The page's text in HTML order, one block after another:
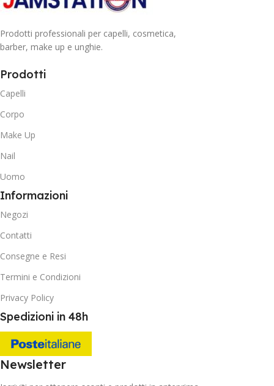
Prodotti professionali per capelli, cosmetica,
barber, make up e unghie.
Prodotti
Capelli
Corpo
Make Up
Nail
Uomo
Informazioni
Negozi
Contatti
Consegne e Resi
Termini e Condizioni
Privacy Policy
Spedizioni in 48h
Newsletter